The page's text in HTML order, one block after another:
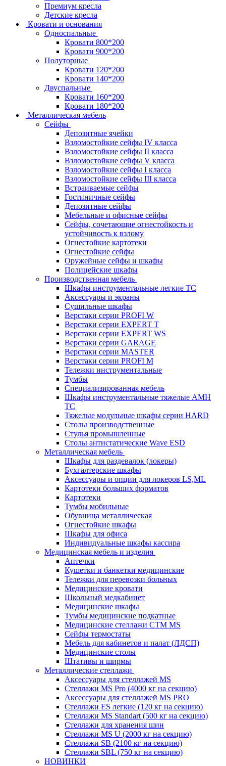
Премиум кресла
Детские кресла
Кровати и основания
Односпальные
Кровати 800*200
Кровати 900*200
Полуторные
Кровати 120*200
Кровати 140*200
Двуспальные
Кровати 160*200
Кровати 180*200
Металлическая мебель
Сейфы
Депозитные ячейки
Взломостойкие сейфы IV класса
Взломостойкие сейфы II класса
Взломостойкие сейфы V класса
Взломостойкие сейфы I класса
Взломостойкие сейфы III класса
Встраиваемые сейфы
Гостиничные сейфы
Депозитные сейфы
Мебельные и офисные сейфы
Сейфы, сочетающие огнестойкость и
устойчивость к взлому
Огнестойкие картотеки
Огнестойкие сейфы
Оружейные сейфы и шкафы
Полицейские шкафы
Производственная мебель
Шкафы инструментальные легкие ТС
Аксессуары и экраны
Cушильные шкафы
Верстаки серии PROFI W
Верстаки серии EXPERT T
Верстаки серии EXPERT WS
Верстаки серии GARAGE
Верстаки серии MASTER
Верстаки серии PROFI M
Тележки инструментальные
Тумбы
Cпециализированная мебель
Шкафы инструментальные тяжелые AMH
TC
Тяжелые модульные шкафы серии HARD
Столы производственные
Стулья промышленные
Столы антистатические Wave ESD
Металлическая мебель
Шкафы для раздевалок (локеры)
Бухгалтерские шкафы
Аксессуары и опции для локеров LS,ML
Картотеки больших форматов
Картотеки
Тумбы мобильные
Обувница металлическая
Огнестойкие шкафы
Шкафы для офиса
Индивидуальные шкафы кассира
Медицинская мебель и изделия
Аптечки
Кушетки и банкетки медицинские
Тележки для перевозки больных
Медицинские кровати
Школьный медкабинет
Медицинские шкафы
Тумбы медицинские подкатные
Медицинские стеллажи CTM MS
Сейфы термостаты
Мебель для кабинетов и палат (ЛДСП)
Медицинские столы
Штативы и ширмы
Металлические стеллажи
Аксессуары для стеллажей MS
Стеллажи MS Pro (4000 кг на секцию)
Аксессуары для стеллажей MS PRO
Стеллажи ES легкие (120 кг на секцию)
Стеллажи MS Standart (500 кг на секцию)
Стеллажи для хранения шин
Стеллажи MS U (2000 кг на секцию)
Стеллажи SB (2100 кг на секцию)
Стеллажи SBL (750 кг на секцию)
НОВИНКИ